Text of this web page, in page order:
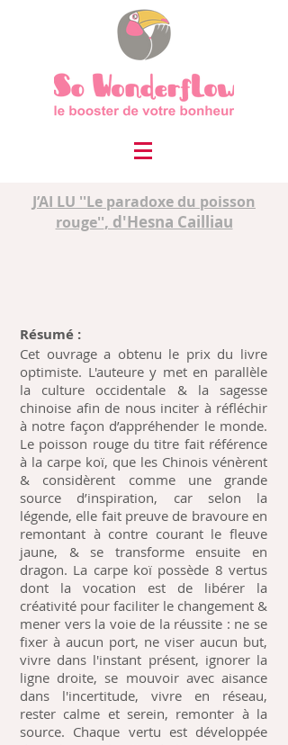
J’AI LU ''Le paradoxe du poisson
rouge'', d'Hesna Cailliau
Résumé :
Cet ouvrage a obtenu le prix du livre
optimiste. L'auteure y met en parallèle
la culture occidentale & la sagesse
chinoise afin de nous inciter à réfléchir
à notre façon d’appréhender le monde.
Le poisson rouge du titre fait référence
à la carpe koï, que les Chinois vénèrent
& considèrent comme une grande
source d’inspiration, car selon la
légende, elle fait preuve de bravoure en
remontant à contre courant le fleuve
jaune, & se transforme ensuite en
dragon. La carpe koï possède 8 vertus
dont la vocation est de libérer la
créativité pour faciliter le changement &
mener vers la voie de la réussite : ne se
fixer à aucun port, ne viser aucun but,
vivre dans l'instant présent, ignorer la
ligne droite, se mouvoir avec aisance
dans l'incertitude, vivre en réseau,
rester calme et serein, remonter à la
source. Chaque vertu est développée